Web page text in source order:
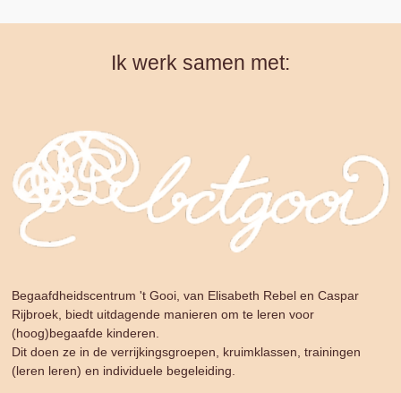
Ik werk samen met:
Begaafdheidscentrum 't Gooi, van Elisabeth Rebel en Caspar
Rijbroek, biedt uitdagende manieren om te leren voor
(hoog)begaafde kinderen.
Dit doen ze in de verrijkingsgroepen, kruimklassen, trainingen
(leren leren) en individuele begeleiding.